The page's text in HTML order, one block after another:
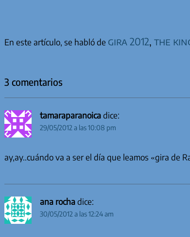
En este artículo, se habló de gira 2012, the
3 comentarios
tamaraparanoica dice:
29/05/2012 a las 10:08 pm
ay,ay..cuándo va a ser el día que leamos «gira de
ana rocha dice:
30/05/2012 a las 12:24 am